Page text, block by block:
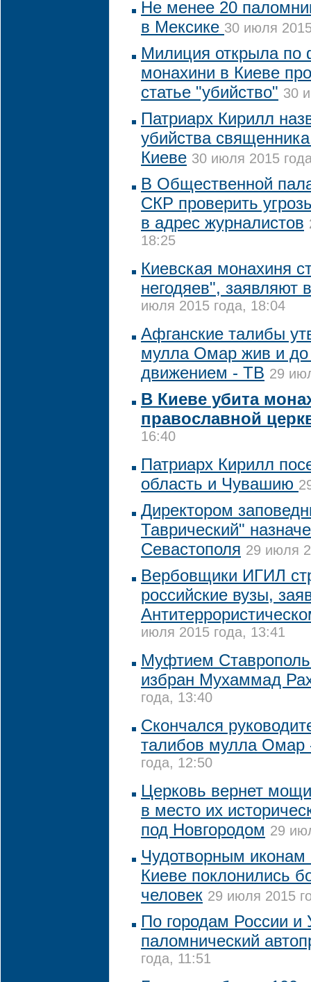
Не менее 20
в Мексике 30 июля
Милиция открыла по
монахини в Киеве
статье "убийство" 30
Патриарх Кирилл
убийства
Киеве 30 июля 2015
В Общественной
СКР проверить
в адрес журналистов
18:25
Киевская монахиня
негодяев", заявляют
июля 2015 года, 18:04
Афганские талибы
мулла Омар жив и до
движением - ТВ 29
В Киеве убита
православной
16:40
Патриарх Кирилл
область и Чувашию
Директором
Таврический"
Севастополя 29 июля
Вербовщики ИГИЛ
российские вузы,
июля 2015 года, 13:41
Муфтием
избран Мухаммад
года, 13:40
Скончался
талибов мулла
года, 12:50
Церковь вернет
в место их
под Новгородом 29
Чудотворным иконам
Киеве поклонились
человек 29 июля 2015
По городам России и
паломнический
года, 11:51